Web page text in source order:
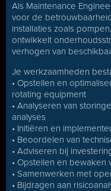
Als Maintenance
voor de
installaties zoals
ontwikkelt
verhogen van
Je werkzaamheden
• Opstellen en
rotating equipment
• Analyseren van
analyses
• Initiëren en
• Beoordelen van
• Adviseren bij
• Opstellen en
• Samenwerken met
• Bijdragen aan